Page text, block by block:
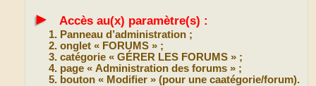
► Accès au(x) paramètre(s) :
Panneau d’administration ;
onglet « FORUMS » ;
catégorie « GÉRER LES FORUMS » ;
page « Administration des forums » ;
bouton « Modifier » (pour une caatégorie/forum).